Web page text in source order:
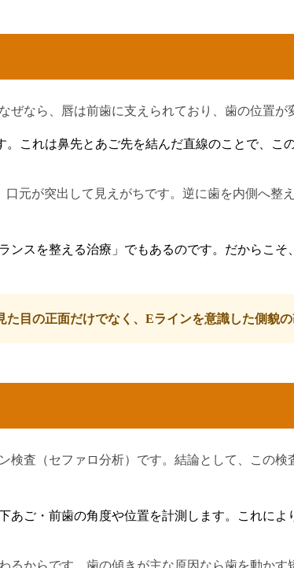
なら、唇は前歯に支えられており、歯の位置が
。これは鼻先とあご先を結んだ直線のことで、こ
元が突出して見えがちです。逆に歯を内側へ整
スを整える治療」でもあるのです。だからこ
目の正面だけでなく、Eラインを意識した側貌の
査（セファロ分析）です。結論として、この
ご・前歯の角度や位置を計測します。これに
からです。歯の傾きが主な原因なら歯を動か